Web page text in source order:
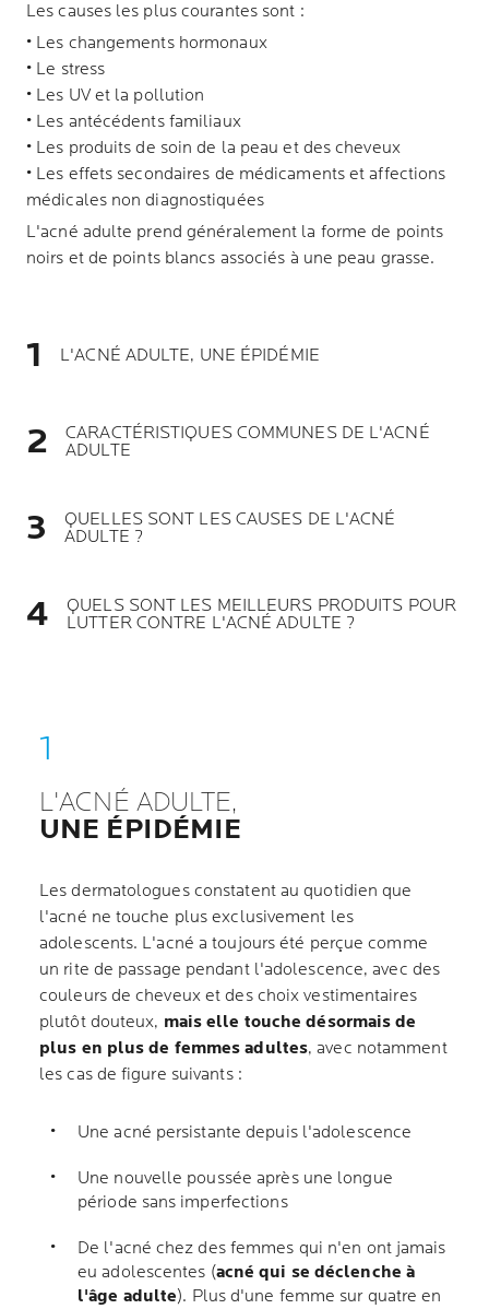
Les causes les plus courantes sont :
• Les changements hormonaux
• Le stress
• Les UV et la pollution
• Les antécédents familiaux
• Les produits de soin de la peau et des cheveux
• Les effets secondaires de médicaments et affections
médicales non diagnostiquées
L'acné adulte prend généralement la forme de points
noirs et de points blancs associés à une peau grasse.
L'ACNÉ ADULTE, UNE ÉPIDÉMIE
CARACTÉRISTIQUES COMMUNES DE L'ACNÉ
ADULTE
QUELLES SONT LES CAUSES DE L'ACNÉ
ADULTE ?
QUELS SONT LES MEILLEURS PRODUITS POUR
LUTTER CONTRE L'ACNÉ ADULTE ?
L'ACNÉ ADULTE,
UNE ÉPIDÉMIE
Les dermatologues constatent au quotidien que
l'acné ne touche plus exclusivement les
adolescents. L'acné a toujours été perçue comme
un rite de passage pendant l'adolescence, avec des
couleurs de cheveux et des choix vestimentaires
plutôt douteux, mais elle touche désormais de
plus en plus de femmes adultes, avec notamment
les cas de figure suivants :
Une acné persistante depuis l'adolescence
Une nouvelle poussée après une longue
période sans imperfections
De l'acné chez des femmes qui n'en ont jamais
eu adolescentes (acné qui se déclenche à
l'âge adulte). Plus d'une femme sur quatre en